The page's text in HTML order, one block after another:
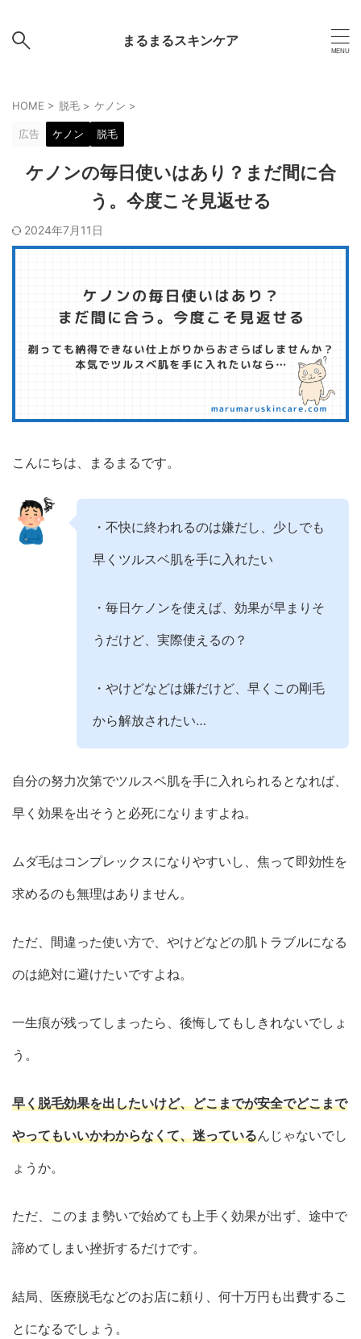
まるまるスキンケア
HOME > 脱毛 > ケノン >
広告 ケノン 脱毛
ケノンの毎日使いはあり？まだ間に合
う。今度こそ見返せる
2024年7月11日
こんにちは、まるまるです。
・不快に終われるのは嫌だし、少しでも
早くツルスベ肌を手に入れたい
・毎日ケノンを使えば、効果が早まりそ
うだけど、実際使えるの？
・やけどなどは嫌だけど、早くこの剛毛
から解放されたい…
自分の努力次第でツルスベ肌を手に入れられるとなれば、
早く効果を出そうと必死になりますよね。
ムダ毛はコンプレックスになりやすいし、焦って即効性を
求めるのも無理はありません。
ただ、間違った使い方で、やけどなどの肌トラブルになる
のは絶対に避けたいですよね。
一生痕が残ってしまったら、後悔してもしきれないでしょ
う。
早く脱毛効果を出したいけど、どこまでが安全でどこまで
やってもいいかわからなくて、迷っているんじゃないでし
ょうか。
ただ、このまま勢いで始めても上手く効果が出ず、途中で
諦めてしまい挫折するだけです。
結局、医療脱毛などのお店に頼り、何十万円も出費するこ
とになるでしょう。